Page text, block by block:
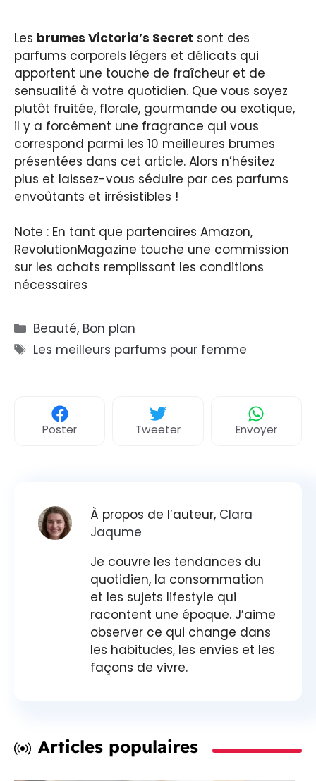
Les brumes Victoria’s Secret sont des
parfums corporels légers et délicats qui
apportent une touche de fraîcheur et de
sensualité à votre quotidien. Que vous soyez
plutôt fruitée, florale, gourmande ou exotique,
il y a forcément une fragrance qui vous
correspond parmi les 10 meilleures brumes
présentées dans cet article. Alors n’hésitez
plus et laissez-vous séduire par ces parfums
envoûtants et irrésistibles !
Note : En tant que partenaires Amazon,
RevolutionMagazine touche une commission
sur les achats remplissant les conditions
nécessaires
Catégories
Beauté, Bon plan
Étiquettes
Les meilleurs parfums pour femme
Poster Tweeter Envoyer
À propos de l’auteur, Clara
Jaqume
Je couvre les tendances du
quotidien, la consommation
et les sujets lifestyle qui
racontent une époque. J’aime
observer ce qui change dans
les habitudes, les envies et les
façons de vivre.
Articles populaires